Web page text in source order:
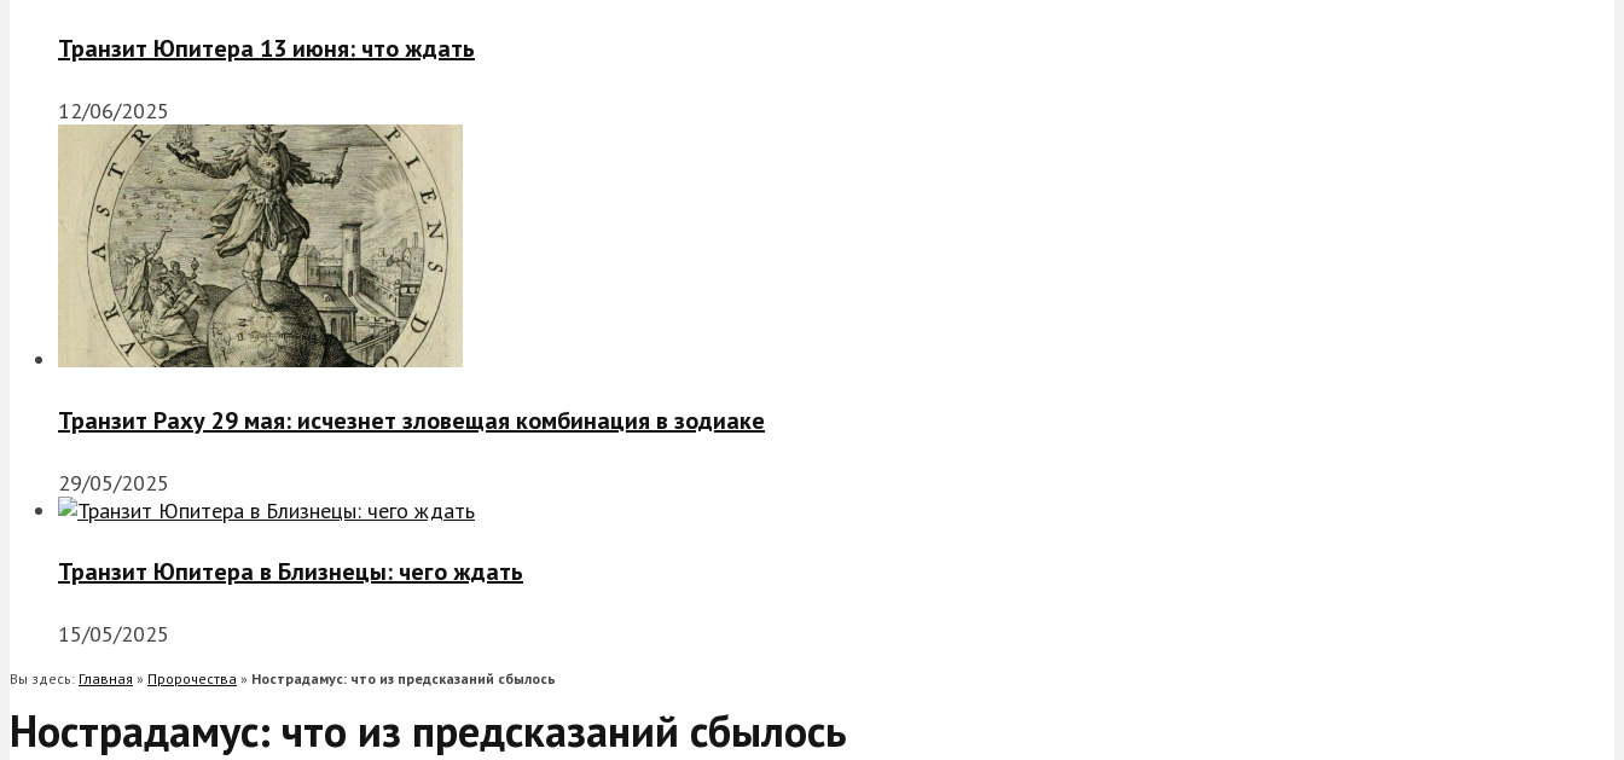
Транзит Юпитера 13 июня: что ждать
12/06/2025
Транзит Раху 29 мая: исчезнет зловещая комбинация в зодиаке
29/05/2025
Транзит Юпитера в Близнецы: чего ждать
15/05/2025
Вы здесь: Главная » Пророчества » Нострадамус: что из предсказаний сбылось
Нострадамус: что из предсказаний сбылось